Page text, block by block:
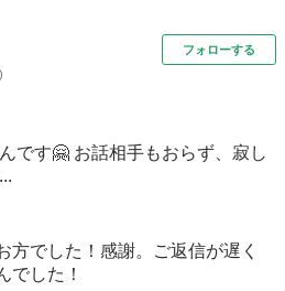
)
フォローする
です🤗 お話相手もおらず、寂し
方でした！感謝。ご返信が遅く
でした！